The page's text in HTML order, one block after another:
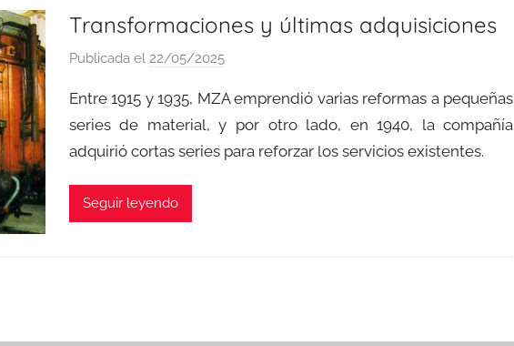
Transformaciones y últimas adquisiciones
Publicada el 22/05/2025p
r
a
d
Entre 1915 y 1935, MZA emprendió varias reformas a pequeñas
series de material, y por otro lado, en 1940, la compañía
adquirió cortas series para reforzar los servicios existentes.
Seguir leyendo